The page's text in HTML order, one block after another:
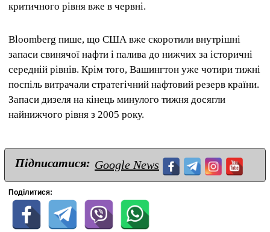
критичного рівня вже в червні.
Bloomberg пише, що США вже скоротили внутрішні
запаси свинячої нафти і палива до нижчих за історичні
середній рівнів. Крім того, Вашингтон уже чотири тижні
поспіль витрачали стратегічний нафтовий резерв країни.
Запаси дизеля на кінець минулого тижня досягли
найнижчого рівня з 2005 року.
Підписатися: Google News
Поділитися: